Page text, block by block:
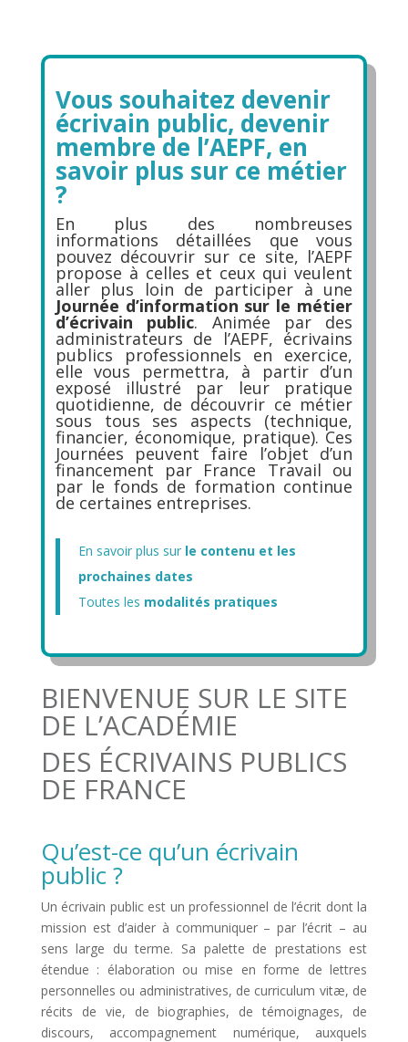
Vous souhaitez devenir
écrivain public, devenir
membre de l’AEPF, en
savoir plus sur ce métier
?
En plus des nombreuses
informations détaillées que vous
pouvez découvrir sur ce site, l’AEPF
propose à celles et ceux qui veulent
aller plus loin de participer à une
Journée d’information sur le métier
d’écrivain public. Animée par des
administrateurs de l’AEPF, écrivains
publics professionnels en exercice,
elle vous permettra, à partir d’un
exposé illustré par leur pratique
quotidienne, de découvrir ce métier
sous tous ses aspects (technique,
financier, économique, pratique). Ces
Journées peuvent faire l’objet d’un
financement par France Travail ou
par le fonds de formation continue
de certaines entreprises.
En savoir plus sur le contenu et les
prochaines dates
Toutes les modalités pratiques
BIENVENUE SUR LE SITE
DE L’ACADÉMIE
DES ÉCRIVAINS PUBLICS
DE FRANCE
Qu’est-ce qu’un écrivain
public ?
Un écrivain public est un professionnel de l’écrit dont la
mission est d’aider à communiquer – par l’écrit – au
sens large du terme. Sa palette de prestations est
étendue : élaboration ou mise en forme de lettres
personnelles ou administratives, de curriculum vitæ, de
récits de vie, de biographies, de témoignages, de
discours, accompagnement numérique, auxquels